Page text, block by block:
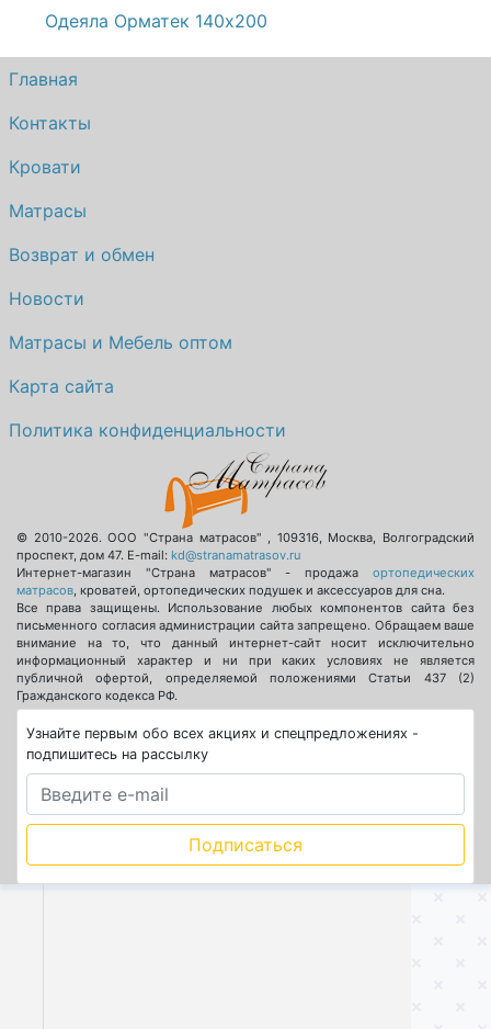
Одеяла Орматек 140х200
Главная
Контакты
Кровати
Матрасы
Возврат и обмен
Новости
Матрасы и Мебель оптом
Карта сайта
Политика конфиденциальности
© 2010-2026.ООО "Страна матрасов" , 109316, Москва, Волгоградский
проспект, дом 47. E-mail: kd@stranamatrasov.ru
Интернет-магазин "Страна матрасов" - продажа ортопедических
матрасов, кроватей, ортопедических подушек и аксессуаров для сна.
Все права защищены. Использование любых компонентов сайта без
письменного согласия администрации сайта запрещено. Обращаем ваше
внимание на то, что данный интернет-сайт носит исключительно
информационный характер и ни при каких условиях не является
публичной офертой, определяемой положениями Статьи 437 (2)
Гражданского кодекса РФ.
Узнайте первым обо всех акциях и спецпредложениях -
подпишитесь на рассылку